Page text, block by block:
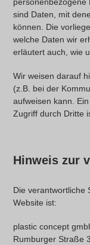
sind Daten, mit
können. Die
welche Daten wir
erläutert auch, wie
Wir weisen darauf
(z.B. bei der
aufweisen kann.
Zugriff durch Dritte
Hinweis zur
Die verantwortliche
Website ist:
plastic concept
Rumburger Straße 3